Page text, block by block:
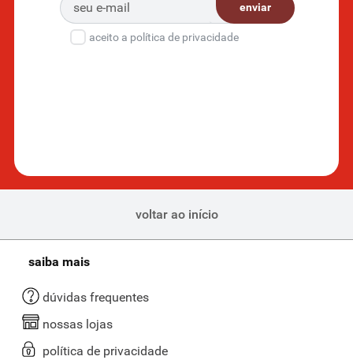
enviar
aceito a política de privacidade
voltar ao início
saiba mais
dúvidas frequentes
nossas lojas
política de privacidade